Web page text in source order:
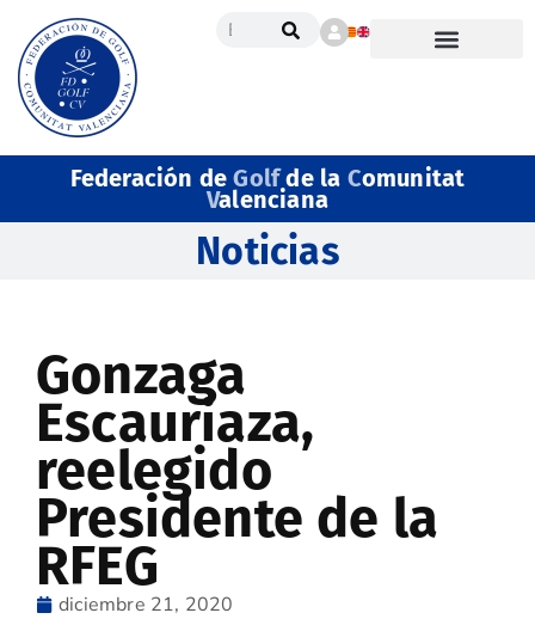
Federación deGolfde la Comunitat
Valenciana
Noticias
Gonzaga
Escauriaza,
reelegido
Presidente de la
RFEG
diciembre 21, 2020